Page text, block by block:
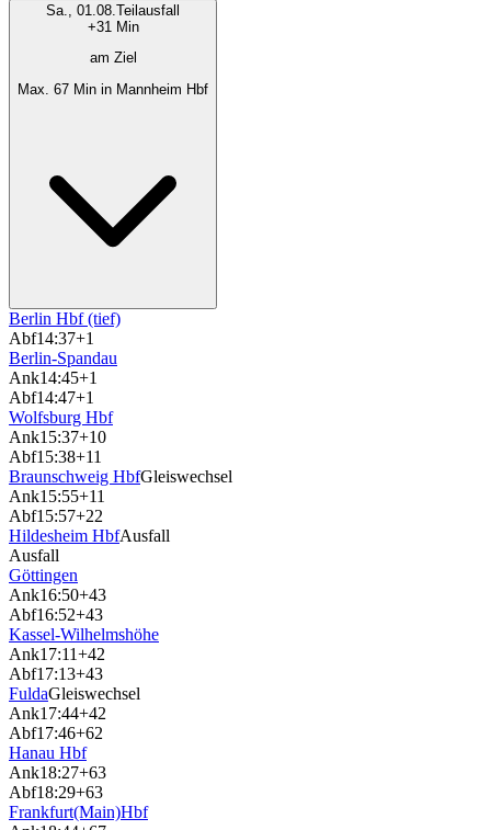
Sa., 01.08.Teilausfall
+31 Min
am Ziel
Max. 67 Min in Mannheim Hbf
Berlin Hbf (tief)
Abf14:37+1
Berlin-Spandau
Ank14:45+1
Abf14:47+1
Wolfsburg Hbf
Ank15:37+10
Abf15:38+11
Braunschweig HbfGleiswechsel
Ank15:55+11
Abf15:57+22
Hildesheim HbfAusfall
Ausfall
Göttingen
Ank16:50+43
Abf16:52+43
Kassel-Wilhelmshöhe
Ank17:11+42
Abf17:13+43
FuldaGleiswechsel
Ank17:44+42
Abf17:46+62
Hanau Hbf
Ank18:27+63
Abf18:29+63
Frankfurt(Main)Hbf